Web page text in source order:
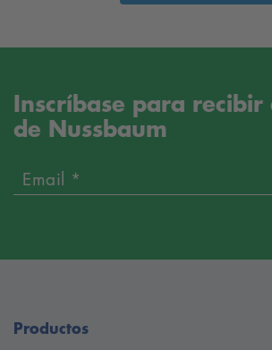
Inscríbase para
de Nussbaum
Email *
Productos